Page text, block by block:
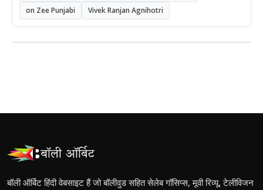
on Zee Punjabi
Vivek Ranjan Agnihotri
बॉली ऑर्बिट हिंदी वेबसाइट हैं जो बॉलीवुड सहित सेलेब गॉसिप्स, मूवी रिव्यू, टेलीविजन